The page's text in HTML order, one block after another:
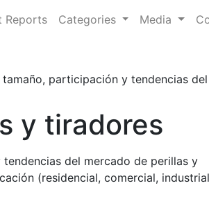
Reports Categories Media
participación y tendencias
y tiradores
del mercado de perillas y
(residencial, comercial,